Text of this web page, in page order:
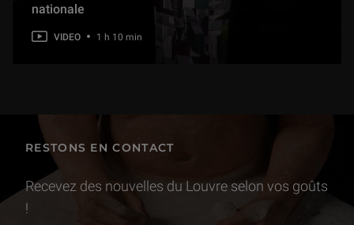
nationale
VIDEO 1 h 10 min
RESTONS EN CONTACT
Recevez des nouvelles du Louvre selon vos goûts
!